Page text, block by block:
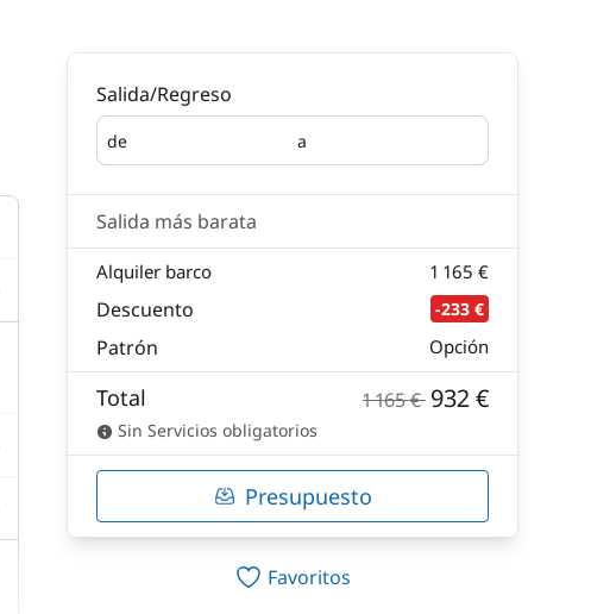
Salida/Regreso
de
Salida a
Regreso
Salida más barata
Alquiler barco 1 165 €
Descuento -233 €
Patrón Opción
Total 1 165 € 932 €
Sin Servicios obligatorios
Presupuesto
Favoritos